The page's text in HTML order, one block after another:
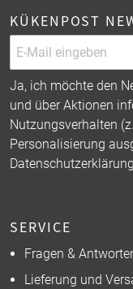
KÜKENPOST
Ja, ich möchte den
und über Aktionen
Nutzungsverhalten
Personalisierung
Datenschutzerklärung
SERVICE
Fragen &
Lieferung und